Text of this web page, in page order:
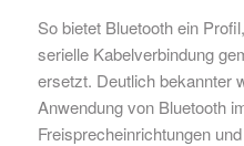
So bietet Bluetooth ein
serielle Kabelverbindung
ersetzt. Deutlich bekannter
Anwendung von Bluetooth
Freisprecheinrichtungen